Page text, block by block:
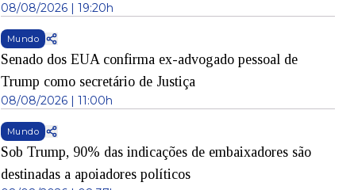
08/08/2026 | 19:20h
Mundo
Senado dos EUA confirma ex-advogado pessoal de
Trump como secretário de Justiça
08/08/2026 | 11:00h
Mundo
Sob Trump, 90% das indicações de embaixadores são
destinadas a apoiadores políticos